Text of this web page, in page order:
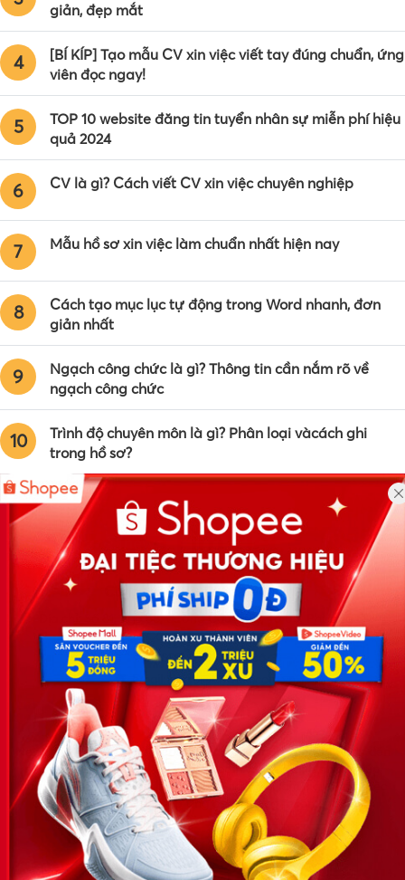
giản, đẹp mắt
4
[BÍ KÍP] Tạo mẫu CV xin việc viết tay đúng chuẩn, ứng
viên đọc ngay!
5
TOP 10 website đăng tin tuyển nhân sự miễn phí hiệu
quả 2024
6 CV là gì? Cách viết CV xin việc chuyên nghiệp
7 Mẫu hồ sơ xin việc làm chuẩn nhất hiện nay
8
Cách tạo mục lục tự động trong Word nhanh, đơn
giản nhất
9
Ngạch công chức là gì? Thông tin cần nắm rõ về
ngạch công chức
10
Trình độ chuyên môn là gì? Phân loại vàcách ghi
trong hồ sơ?
Công ty TNHH Eyeplus Online
Địa chỉ: Số 81, ngõ 68, đường Cầu Giấy, Tổ 05, Phường Quan
Hoa, Quận Cầu Giấy, TP Hà Nội, Việt Nam
SĐT: 0981 448 766
Email:
hotro@timviec.com.vn
VỀ CHÚNG TÔI
News.timviec.com.vn là website cung cấp thông tin liên quan đến
nhân sự, nghề nghiệp do Timviec.com.vn vận hành nhằm giúp
doanh nghiệp, nhân sự tuyển dụng, người đi làm, người tìm việc
cập nhật thông tin và đáp ứng được mong muốn của mình.
KẾT NỐI